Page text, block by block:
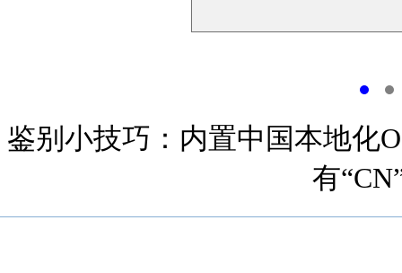
鉴别小技巧：内置中国本地化
有